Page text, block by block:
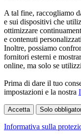
A tal fine, raccogliamo
e sui dispositivi che
ottimizzare
e contenuti
Inoltre, possiamo
fornitori esterni e
online, ma solo se
Prima di dare il tuo
impostazioni e la nostra
Accetta Solo
Informativa sulla